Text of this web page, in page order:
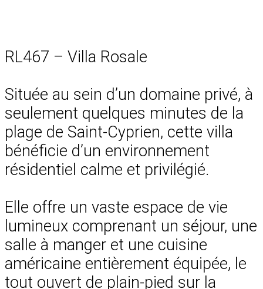
RL467 – Villa Rosale
Située au sein d’un domaine privé, à
seulement quelques minutes de la
plage de Saint-Cyprien, cette villa
bénéficie d’un environnement
résidentiel calme et privilégié.
Elle offre un vaste espace de vie
lumineux comprenant un séjour, une
salle à manger et une cuisine
américaine entièrement équipée, le
tout ouvert de plain-pied sur la